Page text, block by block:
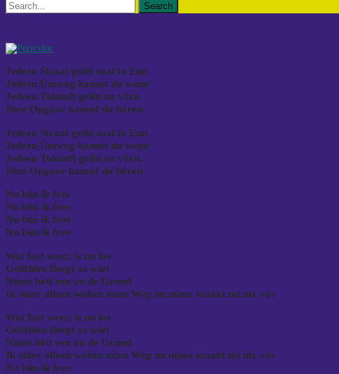
Search
for:
Jedeen Straat geiht mal to Enn
Jedeen Ümweg kannst du wenn‘
Jedeen Tokunft geiht na vörn
Dien Opgaav kannst du bören.
Jedeen Straat geiht mal to Enn
Jedeen Ümweg kannst du wenn‘
Jedeen Tokunft geiht na vörn.
Dien Opgaav kannst du bören.
Nu bün ik free
Nu bün ik free
Nu bün ik free
Nu bün ik free
Wat fast weer, is nu los
Geföhlen fleegt so wiet
Nüms hett een an de Grund
Ik stüer alleen wohen mien Weg un nüms maakt mi nix vör
Wat fast weer, is nu los
Geföhlen fleegt so wiet
Nüms hett een an de Grund
Ik stüer alleen wohen mien Weg un nüms maakt mi nix vör
Nu bün ik free